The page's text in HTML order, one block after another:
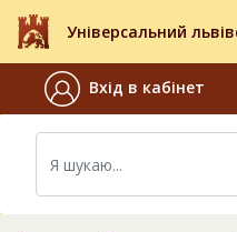
Універсальний
Вхід в кабінет